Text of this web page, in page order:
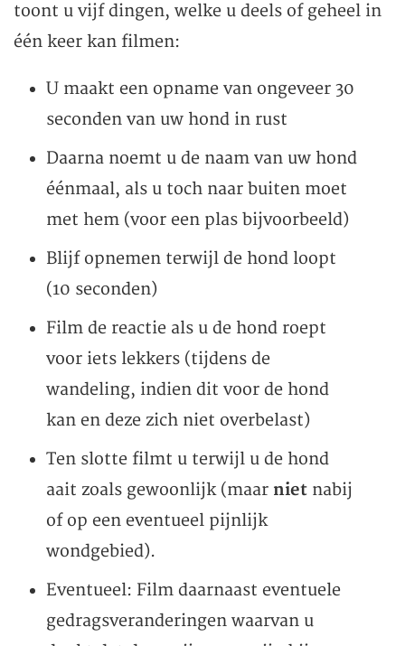
toont u vijf dingen, welke u deels of geheel in
één keer kan filmen:
U maakt een opname van ongeveer 30
seconden van uw hond in rust
Daarna noemt u de naam van uw hond
éénmaal, als u toch naar buiten moet
met hem (voor een plas bijvoorbeeld)
Blijf opnemen terwijl de hond loopt
(10 seconden)
Film de reactie als u de hond roept
voor iets lekkers (tijdens de
wandeling, indien dit voor de hond
kan en deze zich niet overbelast)
Ten slotte filmt u terwijl u de hond
aait zoals gewoonlijk (maar niet nabij
of op een eventueel pijnlijk
wondgebied).
Eventueel: Film daarnaast eventuele
gedragsveranderingen waarvan u